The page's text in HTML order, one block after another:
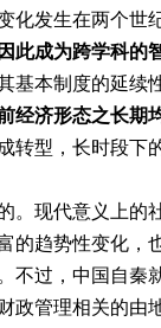
化发生在两个世
此成为跨学科的
基本制度的延续
经济形态之长期
转型，长时段下
的。现代意义上的
的趋势性变化，
不过，中国自秦
政管理相关的由